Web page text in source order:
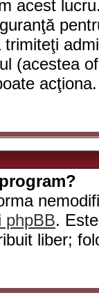
acest
(acestea
acţiona.
phpBB.
liber;